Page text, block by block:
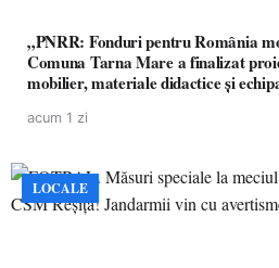
„PNRR: Fonduri pentru România
Comuna Tarna Mare a finalizat
mobilier, materiale didactice și
acum 1 zi
LOCALE